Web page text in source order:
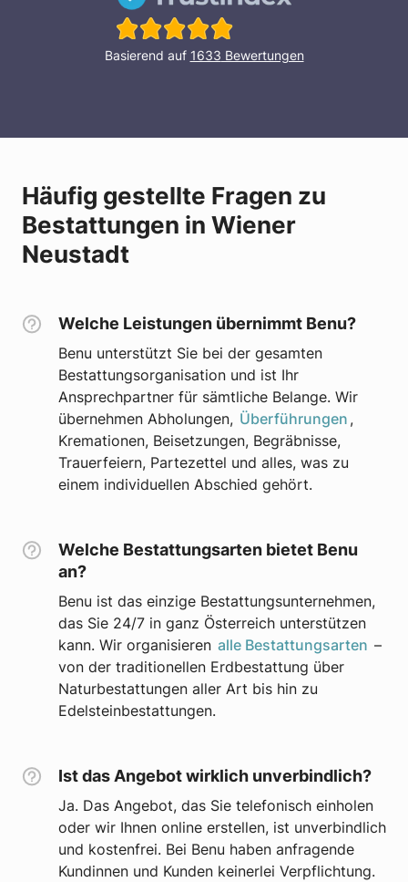
Basierend auf 1633 Bewertungen
Häufig gestellte Fragen zu
Bestattungen in Wiener
Neustadt
Welche Leistungen übernimmt Benu?
Benu unterstützt Sie bei der gesamten
Bestattungsorganisation und ist Ihr
Ansprechpartner für sämtliche Belange. Wir
übernehmen Abholungen, Überführungen ,
Kremationen, Beisetzungen, Begräbnisse,
Trauerfeiern, Partezettel und alles, was zu
einem individuellen Abschied gehört.
Welche Bestattungsarten bietet Benu
an?
Benu ist das einzige Bestattungsunternehmen,
das Sie 24/7 in ganz Österreich unterstützen
kann. Wir organisieren alle Bestattungsarten –
von der traditionellen Erdbestattung über
Naturbestattungen aller Art bis hin zu
Edelsteinbestattungen.
Ist das Angebot wirklich unverbindlich?
Ja. Das Angebot, das Sie telefonisch einholen
oder wir Ihnen online erstellen, ist unverbindlich
und kostenfrei. Bei Benu haben anfragende
Kundinnen und Kunden keinerlei Verpflichtung.